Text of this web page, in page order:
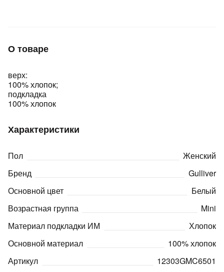
О товаре
верх:
100% хлопок;
подкладка
100% хлопок
Характеристики
Пол
Женский
Бренд
Gulliver
Основной цвет
Белый
Возрастная группа
Mini
Материал подкладки ИМ
Хлопок
Основной материал
100% хлопок
Артикул
12303GMC6501
недели